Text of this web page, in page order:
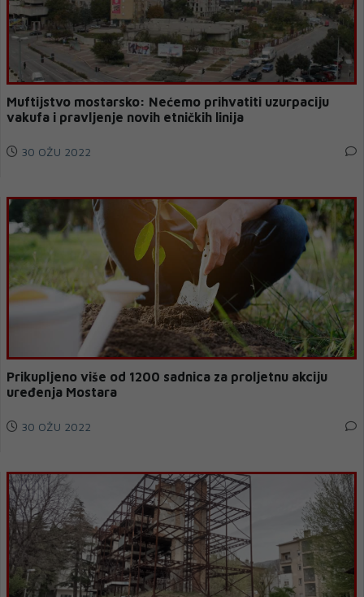
Muftijstvo mostarsko: Nećemo prihvatiti uzurpaciju
vakufa i pravljenje novih etničkih linija
30 OŽU 2022
Prikupljeno više od 1200 sadnica za proljetnu akciju
uređenja Mostara
30 OŽU 2022